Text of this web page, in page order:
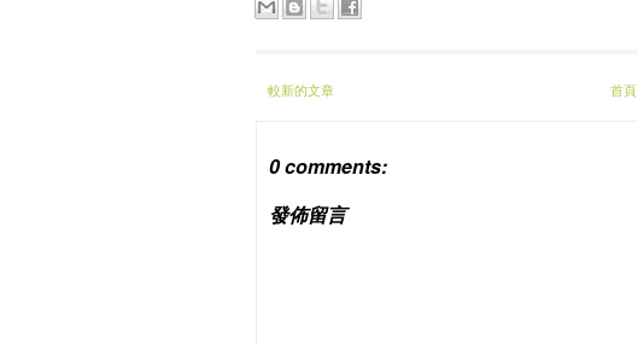
較新的文章 首頁
0 comments:
發佈留言